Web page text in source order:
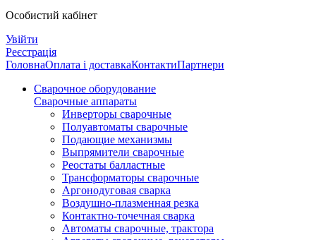
Особистий кабінет
Увійти
Реєстрація
ГоловнаОплата і доставкаКонтактиПартнери
Сварочное оборудование
Сварочные аппараты
Инверторы сварочные
Полуавтоматы сварочные
Подающие механизмы
Выпрямители сварочные
Реостаты балластные
Трансформаторы сварочные
Аргонодуговая сварка
Воздушно-плазменная резка
Контактно-точечная сварка
Автоматы сварочные, трактора